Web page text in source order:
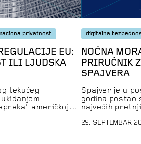
privatnost
EU:
ILI LJUDSKA
tekućeg
američkoj
i brža
digitalna
NOĆNA
PRIRUČNIK
SPAJVERA
Spajver je u
godina postao
najvećih
društva.
29. SEPTEMBAR